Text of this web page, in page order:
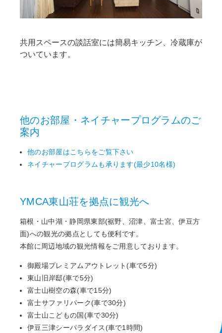
共用スペースの談話室には簡易キッチン、冷蔵庫が
ついています。
他のお部屋・ネイチャープログラムのご
案内
他のお部屋はこちらをご覧下さい
ネイチャープログラムも承ります(最少10名様)
YMCA東山荘を拠点に観光へ
箱根・山中湖・静岡県東部(裾野、沼津、富士宮、伊豆方
面)への観光の拠点としても便利です。
本館に周辺地域の観光情報をご用意しております。
御殿場プレミアムアウトレット(車で5分)
東山旧岸邸(車で5分)
富士山樹空の森(車で15分)
富士サファリパーク(車で30分)
富士山こどもの国(車で30分)
伊豆三津シーパラダイス(車で1時間)